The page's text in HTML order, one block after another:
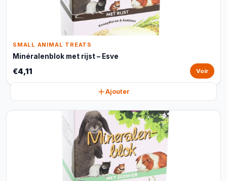
SMALL ANIMAL TREATS
Minéralenblok met rijst – Esve
€4,11 Voir
Ajouter